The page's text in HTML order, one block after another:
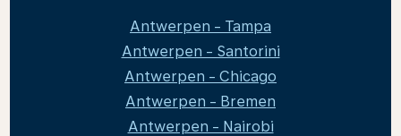
Antwerpen - Tampa
Antwerpen - Santorini
Antwerpen - Chicago
Antwerpen - Bremen
Antwerpen - Nairobi